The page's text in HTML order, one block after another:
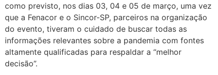
como previsto, nos dias 03, 04 e 05 de março, uma vez
que a Fenacor e o Sincor-SP, parceiros na organização
do evento, tiveram o cuidado de buscar todas as
informações relevantes sobre a pandemia com fontes
altamente qualificadas para respaldar a “melhor
decisão”.